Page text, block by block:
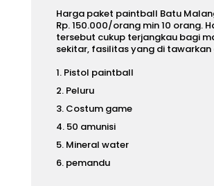
Harga paket paintball Batu
Rp. 150.000/orang min 10 orang.
tersebut cukup terjangkau bagi
sekitar, fasilitas yang di tawarkan
Pistol paintball
Peluru
Costum game
50 amunisi
Mineral water
pemandu